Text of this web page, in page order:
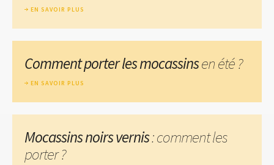
EN SAVOIR PLUS
Comment porter les mocassinsen été ?
EN SAVOIR PLUS
Mocassins noirs vernis: comment les
porter ?